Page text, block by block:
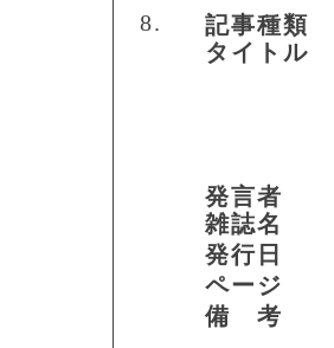
8.
記事種類
タイトル
発言者
雑誌名
発行日
ページ
備 考